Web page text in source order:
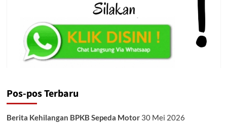
Pos-pos Terbaru
Berita Kehilangan BPKB Sepeda Motor 30 Mei 2026